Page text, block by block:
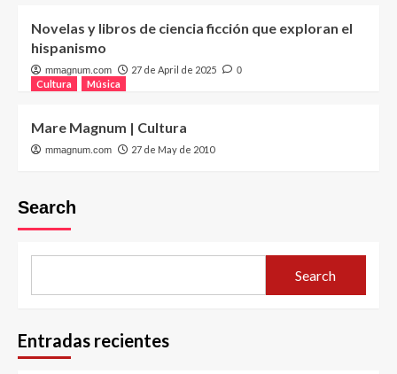
Novelas y libros de ciencia ficción que exploran el
hispanismo
mmagnum.com 27 de April de 2025 0
Cultura Música
Mare Magnum | Cultura
mmagnum.com 27 de May de 2010
Search
Search
Entradas recientes